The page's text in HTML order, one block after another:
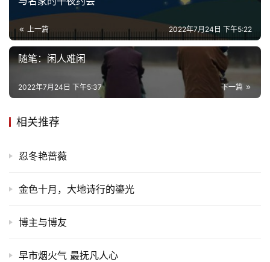
题
更
上一篇 2022年7月24日 下午5:22
随笔：闲人难闲
下一篇
2022年7月24日 下午5:37
相关推荐
忍冬艳蔷薇
金色十月，大地诗行的鎏光
博主与博友
早市烟火气 最抚凡人心